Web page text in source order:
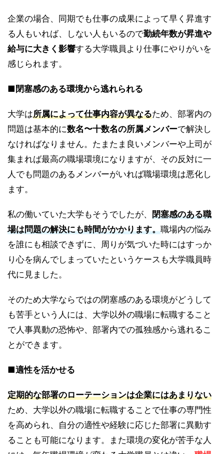
企業の場合、同期でも仕事の成果によって早く昇進す
る人もいれば、しない人もいるので勤続年数が昇進や
給与に大きく影響する大学職員より仕事にやりがいを
感じられます。
■閉塞感のある環境から逃れられる
大学は所属によって仕事内容が異なるため、部署内の
問題は基本的に数名〜十数名の所属メンバーで解決し
なければなりません。たまたま良いメンバーや上司が
集まれば最高の職場環境になりますが、その反対に一
人でも問題のあるメンバーがいれば職場環境は悪化し
ます。
私の働いていた大学もそうでしたが、 閉塞感のある職
場は問題の解決にも時間がかかります。職場内の悩み
を誰にも相談できずに、周りが気づいた時にはすっか
り心を病んでしまっていたというケースも大学職員時
代に見ました。
そのため大学ならではの閉塞感のある環境がどうして
も苦手という人には、大学以外の職場に転職すること
で人事異動の恐怖や、部署内での孤独感から逃れるこ
とができます。
■適性を活かせる
定期的な部署のローテーションは企業にはあまりない
ため、大学以外の職場に転職することで仕事の専門性
を高められ、自分の適性や経験に応じた部署に異動す
ることも可能になります。また環境の変化が苦手な人